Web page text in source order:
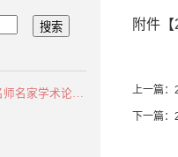
附件【
上一篇：
下一篇：